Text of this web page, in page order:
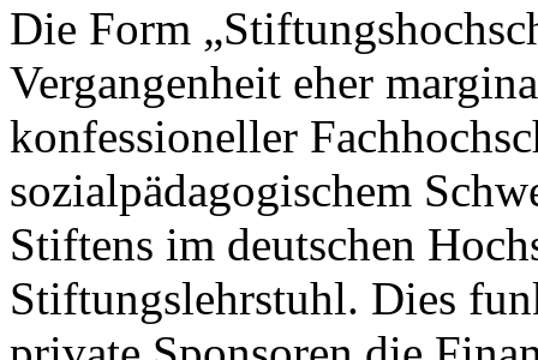
Die Form
Vergangenheit eher
konfessioneller
sozialpädagogischem
Stiftens im deutschen
Stiftungslehrstuhl. Dies